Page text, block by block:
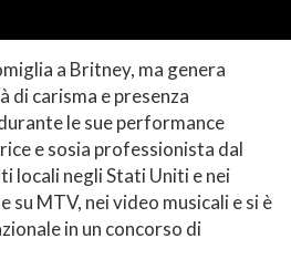
a Britney, ma genera
di carisma e presenza
le sue performance
e sosia professionista dal
locali negli Stati Uniti e nei
su MTV, nei video musicali e si è
in un concorso di